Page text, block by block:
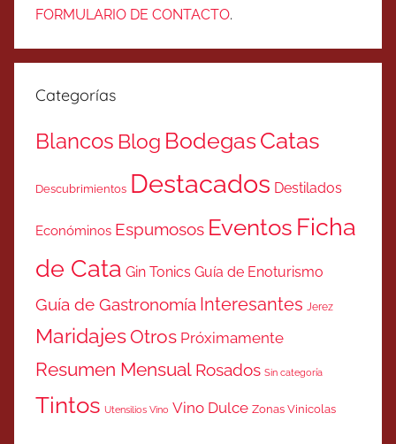
FORMULARIO DE CONTACTO.
Categorías
Blancos Blog BodegasCatas
Descubrimientos Destacados Destilados
Económinos Espumosos Eventos Ficha
de Cata Gin Tonics Guía de Enoturismo
Guía de Gastronomía Interesantes Jerez
MaridajesOtros Próximamente
Resumen Mensual Rosados Sin categoría
Tintos Utensilios Vino Vino Dulce Zonas Vinicolas